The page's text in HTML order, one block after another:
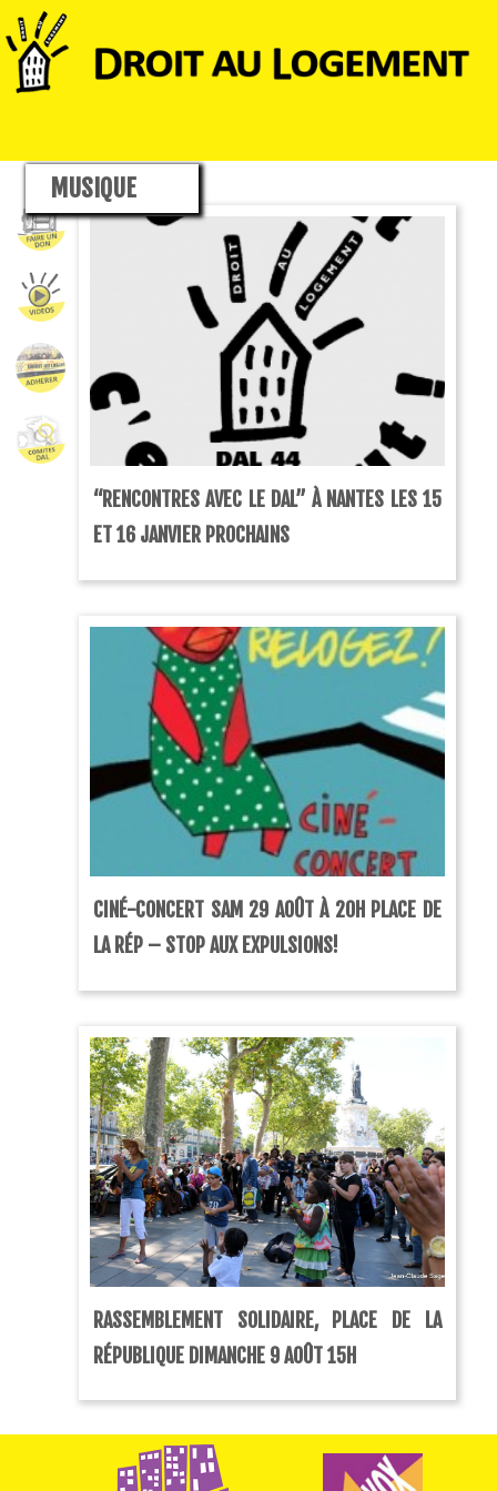
MUSIQUE
“RENCONTRES AVEC LE DAL” À NANTES LES 15
ET 16 JANVIER PROCHAINS
CINÉ-CONCERT SAM 29 AOÛT À 20H PLACE DE
LA RÉP – STOP AUX EXPULSIONS!
RASSEMBLEMENT SOLIDAIRE, PLACE DE LA
RÉPUBLIQUE DIMANCHE 9 AOÛT 15H